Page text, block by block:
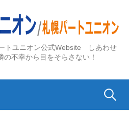
トユニオン公式Website しあわせ
不幸から目をそらさない！
検